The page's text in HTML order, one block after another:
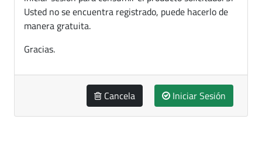
Usted no se encuentra registrado, puede hacerlo de
manera gratuita.
Gracias.
Cancela Iniciar Sesión